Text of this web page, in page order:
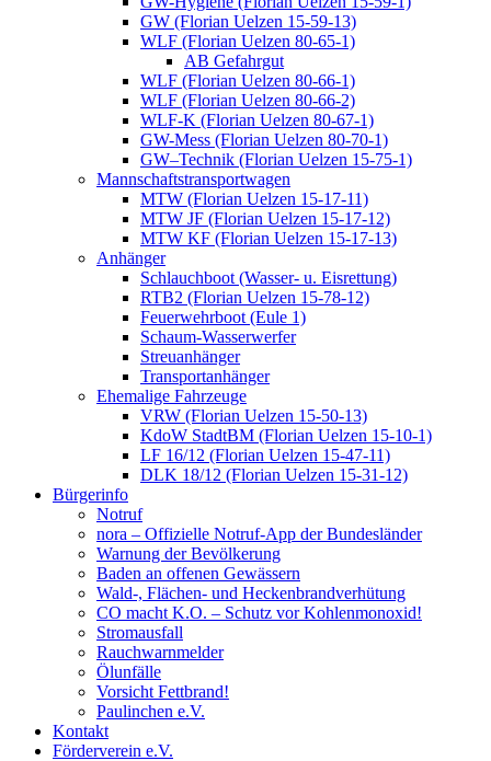
GW (Florian Uelzen 15-59-13)
WLF (Florian Uelzen 80-65-1)
AB Gefahrgut
WLF (Florian Uelzen 80-66-1)
WLF (Florian Uelzen 80-66-2)
WLF-K (Florian Uelzen 80-67-1)
GW-Mess (Florian Uelzen 80-70-1)
GW–Technik (Florian Uelzen 15-75-1)
Mannschaftstransportwagen
MTW (Florian Uelzen 15-17-11)
MTW JF (Florian Uelzen 15-17-12)
MTW KF (Florian Uelzen 15-17-13)
Anhänger
Schlauchboot (Wasser- u. Eisrettung)
RTB2 (Florian Uelzen 15-78-12)
Feuerwehrboot (Eule 1)
Schaum-Wasserwerfer
Streuanhänger
Transportanhänger
Ehemalige Fahrzeuge
VRW (Florian Uelzen 15-50-13)
KdoW StadtBM (Florian Uelzen 15-10-1)
LF 16/12 (Florian Uelzen 15-47-11)
DLK 18/12 (Florian Uelzen 15-31-12)
Bürgerinfo
Notruf
nora – Offizielle Notruf-App der Bundesländer
Warnung der Bevölkerung
Baden an offenen Gewässern
Wald-, Flächen- und Heckenbrandverhütung
CO macht K.O. – Schutz vor Kohlenmonoxid!
Stromausfall
Rauchwarnmelder
Ölunfälle
Vorsicht Fettbrand!
Paulinchen e.V.
Kontakt
Förderverein e.V.